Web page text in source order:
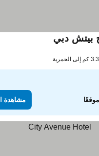
بيتش دبيمشاهدة الأسعار
مشاهدة